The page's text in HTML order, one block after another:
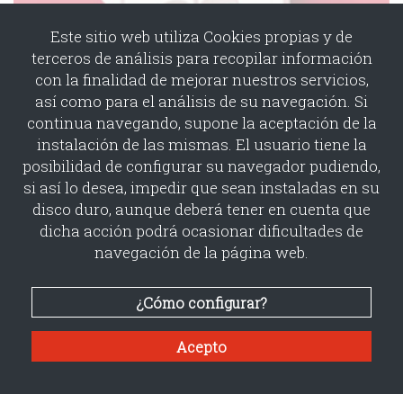
Este sitio web utiliza Cookies propias y de
terceros de análisis para recopilar información
con la finalidad de mejorar nuestros servicios,
así como para el análisis de su navegación. Si
continua navegando, supone la aceptación de la
instalación de las mismas. El usuario tiene la
posibilidad de configurar su navegador pudiendo,
si así lo desea, impedir que sean instaladas en su
disco duro, aunque deberá tener en cuenta que
dicha acción podrá ocasionar dificultades de
navegación de la página web.
¿Cómo configurar?
Acepto
San Valentín
agencia:HC BARCELONA
cliente:Bayer Healthcare
Finalista Mejor Campaña de MK.Directo